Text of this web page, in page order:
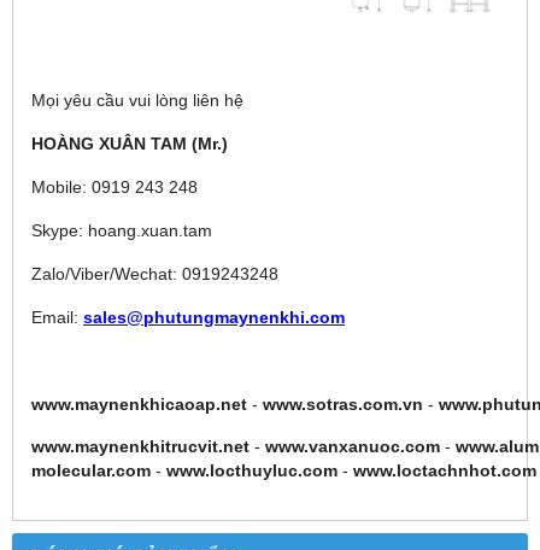
Mọi yêu cầu vui lòng liên hệ
HOÀNG XUÂN TAM (Mr.)
Mobile: 0919 243 248
Skype: hoang.xuan.tam
Zalo/Viber/Wechat: 0919243248
Email: sales@phutungmaynenkhi.com
www.maynenkhicaoap.net - www.sotras.com.vn -
www.maynenkhitrucvit.net - www.vanxanuoc.com -
molecular.com - www.locthuyluc.com - www.loctachnhot.com